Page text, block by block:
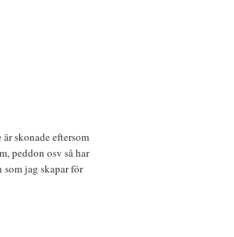
skonade eftersom
peddon osv så har
jag skapar för